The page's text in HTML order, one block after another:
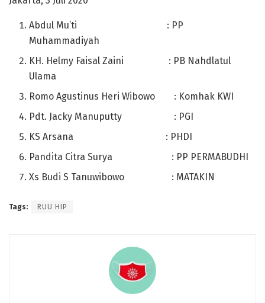
Abdul Mu’ti : PP
Muhammadiyah
KH. Helmy Faisal Zaini : PB Nahdlatul
Ulama
Romo Agustinus Heri Wibowo : Komhak KWI
Pdt. Jacky Manuputty : PGI
KS Arsana : PHDI
Pandita Citra Surya : PP PERMABUDHI
Xs Budi S Tanuwibowo : MATAKIN
Tags: RUU HIP